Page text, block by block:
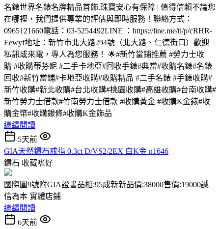
名錶世界名錶名牌精品首飾.珠寶安心有保障 | 值得信賴不論您
在哪裡，我們提供專業的評估與即時服務！聯絡方式：
0965121660電話：03-5254492LINE ：https://line.me/ti/p/cRHR-
Eewyf地址：新竹市北大路294號（北大路、仁德街口）歡迎
私訊或來電，專人為您服務！ 🌟#新竹當鋪推薦 #勞力士收
購 #收購蒂芬妮 #二手卡地亞#回收手錶#典當#收購名錶#名錶
回收#新竹當鋪#卡地亞收購#收購精品 #二手名錶 #手錶收購#
新竹收購#新北收購#台北收購#桃園收購#高雄收購#台南收購#
新竹勞力士借款#竹南勞力士借款 #收購黃金 #收購K金錶#收
購金幣#收購銀條#收購K金飾品
繼續閱讀
5天前
GIA天然鑽石戒指 0.3ct D/VS2/2EX 白K金 n1646
鑽石 收藏嗜好
國際圍9號附GIA證書品相:95成新新品價:38000售價:19000誠
信為本 實體店鋪
繼續閱讀
6天前